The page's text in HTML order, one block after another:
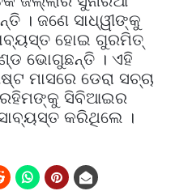
। ଜଣେ ସାଧ୍ୱୀଙ୍କୁ
ହୋଇ ଗୁରମିତ୍‌
ଭୋଗୁଛନ୍ତି । ଏହି
ମାସରେ ଡେରା ସଚ୍ଚା
ସିବିଆଇର
କରିଥିଲେ ।